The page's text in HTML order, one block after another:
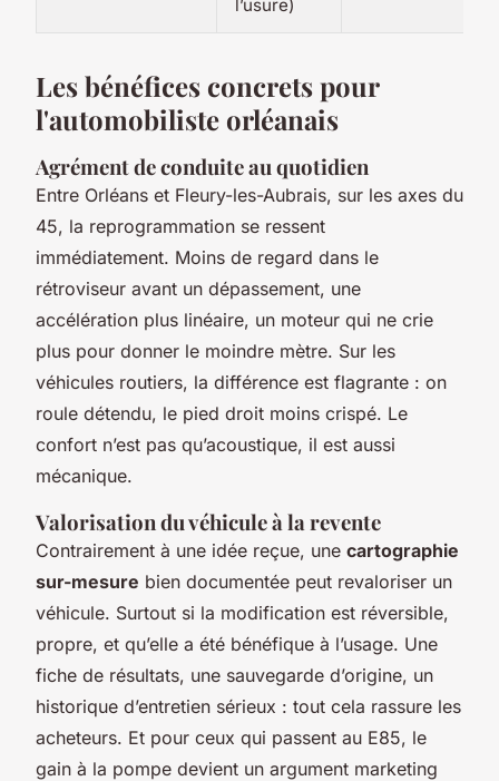
l’usure)
Les bénéfices concrets pour
l'automobiliste orléanais
Agrément de conduite au quotidien
Entre Orléans et Fleury-les-Aubrais, sur les axes du
45, la reprogrammation se ressent
immédiatement. Moins de regard dans le
rétroviseur avant un dépassement, une
accélération plus linéaire, un moteur qui ne crie
plus pour donner le moindre mètre. Sur les
véhicules routiers, la différence est flagrante : on
roule détendu, le pied droit moins crispé. Le
confort n’est pas qu’acoustique, il est aussi
mécanique.
Valorisation du véhicule à la revente
Contrairement à une idée reçue, une cartographie
sur-mesure bien documentée peut revaloriser un
véhicule. Surtout si la modification est réversible,
propre, et qu’elle a été bénéfique à l’usage. Une
fiche de résultats, une sauvegarde d’origine, un
historique d’entretien sérieux : tout cela rassure les
acheteurs. Et pour ceux qui passent au E85, le
gain à la pompe devient un argument marketing